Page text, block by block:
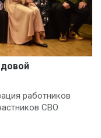
работников
СВО